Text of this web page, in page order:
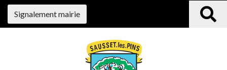
Signalement mairie